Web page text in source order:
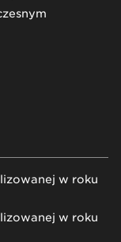
w roku
w roku